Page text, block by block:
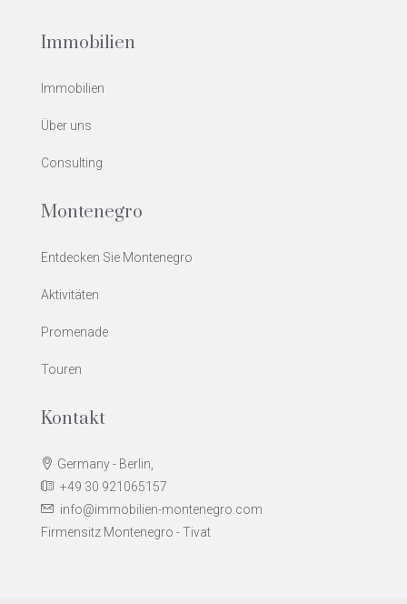
Immobilien
Immobilien
Über uns
Consulting
Montenegro
Entdecken Sie Montenegro
Aktivitäten
Promenade
Touren
Kontakt
Germany - Berlin,
+49 30 921065157
info@immobilien-montenegro.com
Firmensitz Montenegro - Tivat